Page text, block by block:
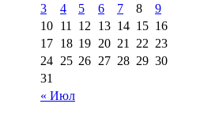
« Июл
3
4 5 6 7 8
9
10 11 12 13 14 15 16
17 18 19 20 21 22 23
24 25 26 27 28 29 30
31